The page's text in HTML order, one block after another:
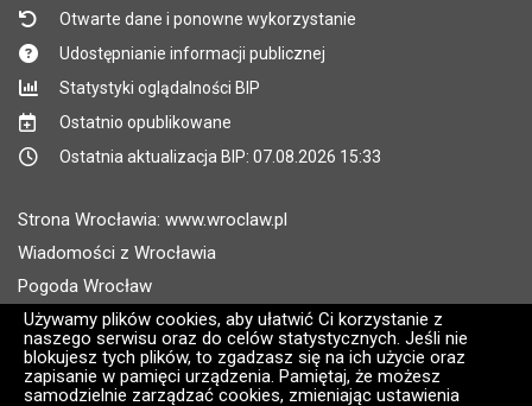
Używamy plików cookies, aby ułatwić Ci korzystanie z
naszego serwisu oraz do celów statystycznych. Jeśli nie
blokujesz tych plików, to zgadzasz się na ich użycie oraz
zapisanie w pamięci urządzenia. Pamiętaj, że możesz
samodzielnie zarządzać cookies, zmieniając ustawienia
Otwarte dane i ponowne wykorzystanie
Udostępnianie informacji publicznej
Statystyki oglądalności BIP
Ostatnio opublikowane
Ostatnia aktualizacja BIP: 07.08.2026 15:33
Strona Wrocławia: www.wroclaw.pl
Wiadomości z Wrocławia
Pogoda Wrocław
Rozkłady jazdy MPK Wrocław
Administratorem wroclaw.pl jest: ARAW